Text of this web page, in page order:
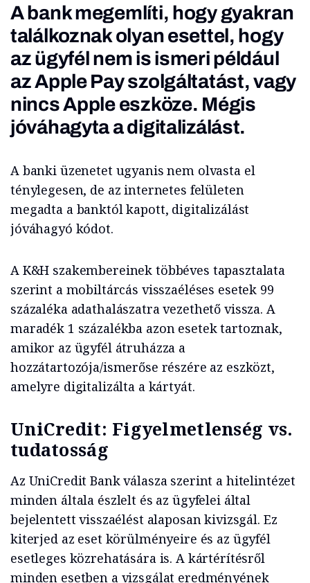
A bank megemlíti, hogy gyakran
találkoznak olyan esettel, hogy
az ügyfél nem is ismeri például
az Apple Pay szolgáltatást, vagy
nincs Apple eszköze. Mégis
jóváhagyta a digitalizálást.
A banki üzenetet ugyanis nem olvasta el
ténylegesen, de az internetes felületen
megadta a banktól kapott, digitalizálást
jóváhagyó kódot.
A K&H szakembereinek többéves tapasztalata
szerint a mobiltárcás visszaéléses esetek 99
százaléka adathalászatra vezethető vissza. A
maradék 1 százalékba azon esetek tartoznak,
amikor az ügyfél átruházza a
hozzátartozója/ismerőse részére az eszközt,
amelyre digitalizálta a kártyát.
UniCredit: Figyelmetlenség vs.
tudatosság
Az UniCredit Bank válasza szerint a hitelintézet
minden általa észlelt és az ügyfelei által
bejelentett visszaélést alaposan kivizsgál. Ez
kiterjed az eset körülményeire és az ügyfél
esetleges közrehatására is. A kártérítésről
minden esetben a vizsgálat eredményének